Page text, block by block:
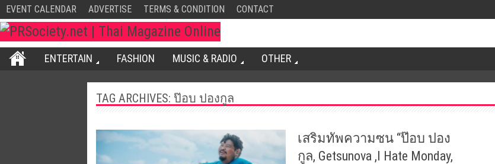
EVENT CALENDAR ADVERTISE TERMS & CONDITION CONTACT
ENTERTAIN FASHION MUSIC & RADIO OTHER
TAG ARCHIVES: ป๊อบ ปองกูล
เสริมทัพความซน “ป๊อบ ปอง
กูล, Getsunova ,I Hate Monday,